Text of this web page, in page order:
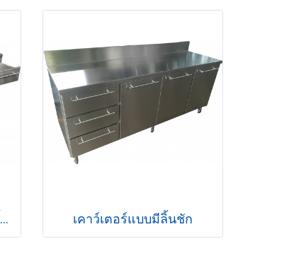
เคาว์เตอร์สแตนเลสแบบมีลิ้นชัก เคาว์เตอร์แบบมีลิ้นชัก